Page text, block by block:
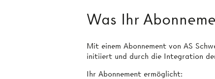
Was Ihr
Mit einem Abonnement von AS
initiiert und durch die Integration
Ihr Abonnement ermöglicht: